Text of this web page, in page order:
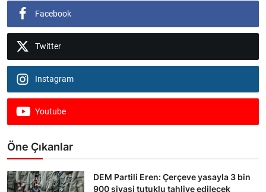
Facebook
Twitter
Instagram
Youtube
Öne Çıkanlar
DEM Partili Eren: Çerçeve yasayla 3 bin
900 siyasi tutuklu tahliye edilecek